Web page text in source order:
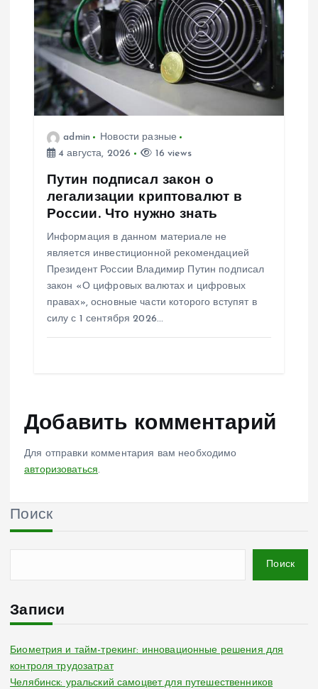
admin
Новости разные
4 августа, 2026
16 views
Путин подписал закон о
легализации криптовалют в
России. Что нужно знать
Информация в данном материале не
является инвестиционной рекомендацией
Президент России Владимир Путин подписал
закон «О цифровых валютах и цифровых
правах», основные части которого вступят в
силу с 1 сентября 2026…
Добавить комментарий
Для отправки комментария вам необходимо
авторизоваться.
Поиск
Поиск
Записи
Биометрия и тайм-трекинг: инновационные решения для
контроля трудозатрат
Челябинск: уральский самоцвет для путешественников